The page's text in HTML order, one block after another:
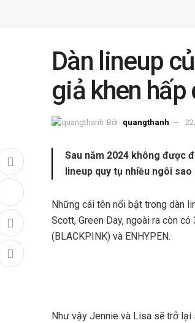
Dàn lineup
giả khen hấp
Bởi quangthanh
Sau năm 2024 không được
lineup quy tụ nhiều ngôi
Những cái tên nổi bật trong dàn
Scott, Green Day, ngoài ra còn
(BLACKPINK) và ENHYPEN.
Như vậy Jennie và Lisa sẽ trở lại